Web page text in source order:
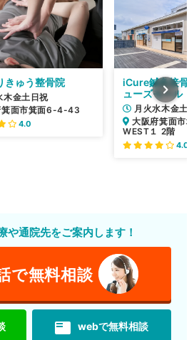
きゅう整骨院
木金土日祝
箕面市箕面6-4-43
4.0
iCure鍼灸接
ューズモール
月火水木金
大阪府箕面
WEST１ 2階
4.0
や通院先をご案内します！
で無料相談
featured_play_list webで無料相談